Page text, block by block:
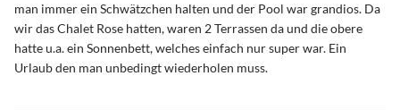
man immer ein Schwätzchen halten und der Pool war grandios. Da
wir das Chalet Rose hatten, waren 2 Terrassen da und die obere
hatte u.a. ein Sonnenbett, welches einfach nur super war. Ein
Urlaub den man unbedingt wiederholen muss.